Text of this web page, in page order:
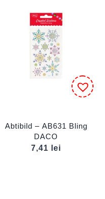
Abtibild – AB631 Bling
DACO
7,41
lei